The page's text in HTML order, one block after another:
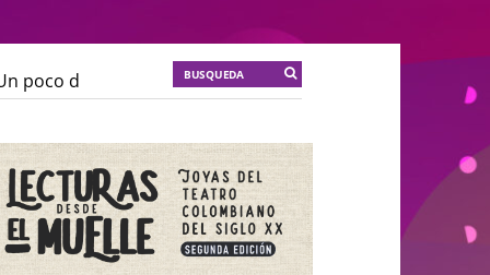
poco de locura para la cordura
Soma
Soma
de Teatro Rosa